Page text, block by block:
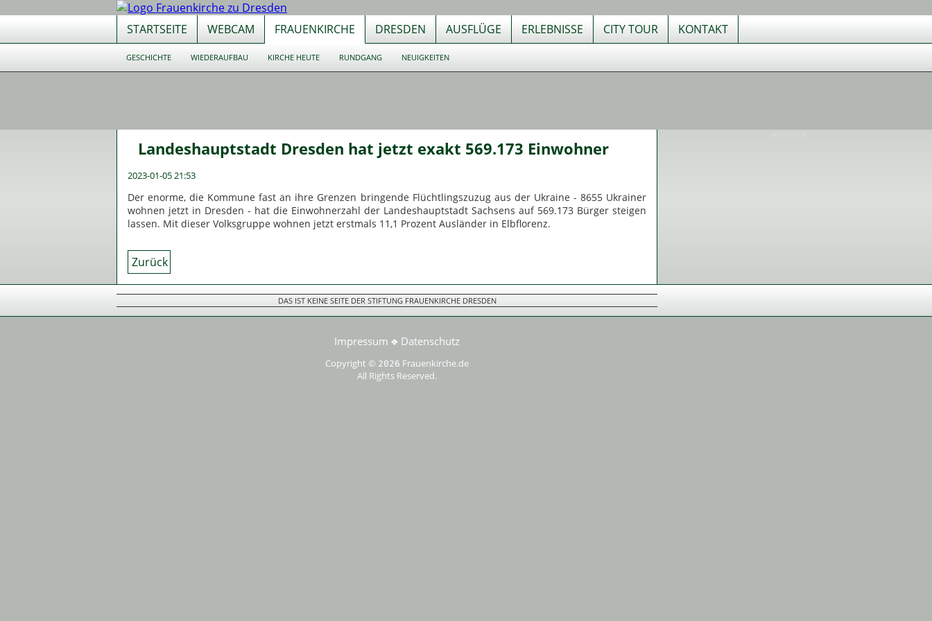
STARTSEITE WEBCAM FRAUENKIRCHE DRESDEN AUSFLÜGE ERLEBNISSE CITY TOUR KONTAKT
GESCHICHTE WIEDERAUFBAU KIRCHE HEUTE RUNDGANG NEUIGKEITEN
Landeshauptstadt Dresden hat jetzt exakt 569.173 Einwohner
2023-01-05 21:53
Der enorme, die Kommune fast an ihre Grenzen bringende Flüchtlingszuzug aus der Ukraine - 8655 Ukrainer
wohnen jetzt in Dresden - hat die Einwohnerzahl der Landeshauptstadt Sachsens auf 569.173 Bürger steigen
lassen. Mit dieser Volksgruppe wohnen jetzt erstmals 11,1 Prozent Ausländer in Elbflorenz.
Zurück
DAS IST KEINE SEITE DER STIFTUNG FRAUENKIRCHE DRESDEN
Impressum ❖ Datenschutz
Copyright © 2026 Frauenkirche.de
All Rights Reserved.